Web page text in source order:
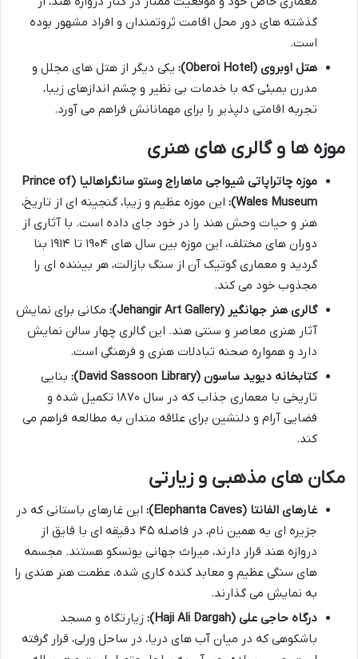
گذشته های دور محل اقامت ثروتمندان و افراد مشهور بوده
است.
هتل اوبروی (Oberoi Hotel):
یکی دیگر از هتل های مجلل و
مدرن بمبئی که با خدمات بی نظیر و چشم اندازهای زیبا،
تجربه اقامتی دلپذیر را برای مهمانانش فراهم می آورد.
موزه ها و گالری های هنری
موزه چاتراپاتی شیواجی ماهاراج وستو سانگراهالیا (Prince of
Wales Museum):
این موزه عظیم و زیبا، گنجینه ای از تاریخ،
هنر و حیات وحش هند را در خود جای داده است. با آثاری از
دوران های مختلف، این موزه بین سال های ۱۹۰۴ تا ۱۹۱۴ بنا
گردید و معماری گوتیک آن از سنگ بازالت، هر بیننده ای را
مجذوب خود می کند.
گالری هنر جهانگیر (Jehangir Art Gallery):
مکانی برای نمایش
آثار هنری معاصر و سنتی هند. این گالری چهار سالن نمایش
دارد و همواره صحنه تبادلات هنری و فرهنگی است.
کتابخانه دیوید ساسون (David Sassoon Library):
بنایی
تاریخی با معماری جذاب که در سال ۱۸۷۰ تکمیل شده و
فضایی آرام و دلنشین برای علاقه مندان به مطالعه فراهم می
کند.
مکان های مذهبی و زیارتی
غارهای الفانتا (Elephanta Caves):
این غارهای باستانی که در
جزیره ای به همین نام، در فاصله ۴۵ دقیقه ای با قایق از
دروازه هند قرار دارند، میراث جهانی یونسکو هستند. مجسمه
های سنگی عظیم و معابد کنده کاری شده، عظمت هنر هندی را
به نمایش می گذارند.
درگاه حاجی علی (Haji Ali Dargah):
زیارتگاه و مسجد
باشکوهی که در میان آب های دریا، در ساحل ورلی، قرار گرفته